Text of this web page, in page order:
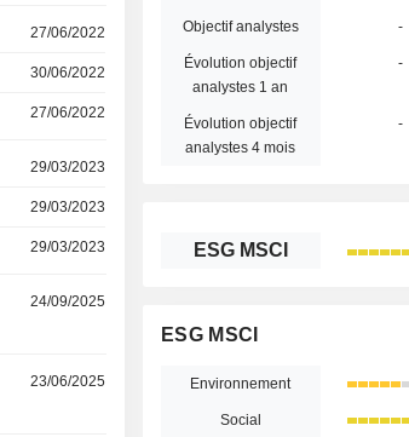
27/06/2022
30/06/2022
27/06/2022
29/03/2023
29/03/2023
29/03/2023
24/09/2025
23/06/2025
Objectif analystes -
Évolution objectif
analystes 1 an
-
Évolution objectif
analystes 4 mois
-
ESG MSCI
ESG MSCI
Environnement
Social